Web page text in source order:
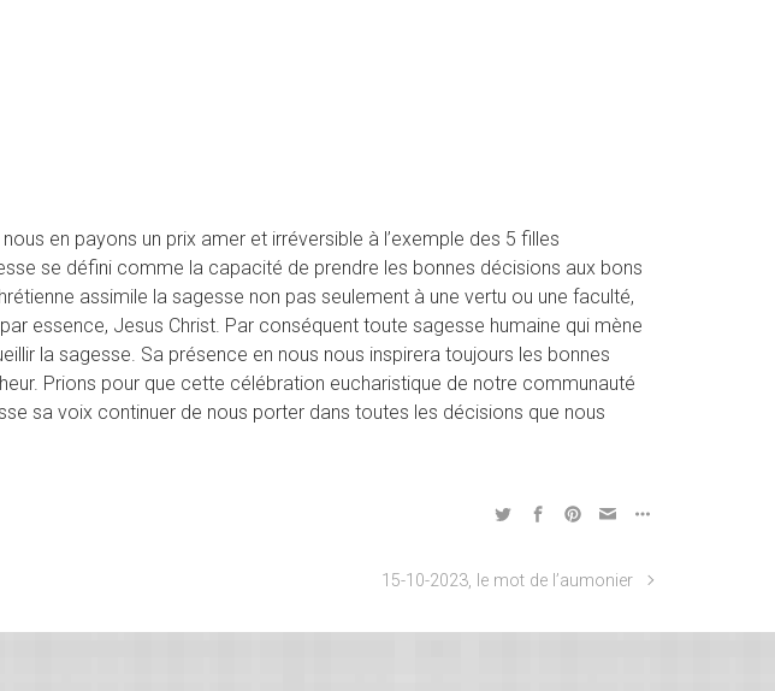
en payons un prix amer et irréversible à l’exemple des 5 filles
se défini comme la capacité de prendre les bonnes décisions aux bons
assimile la sagesse non pas seulement à une vertu ou une faculté,
essence, Jesus Christ. Par conséquent toute sagesse humaine qui mène
la sagesse. Sa présence en nous nous inspirera toujours les bonnes
Prions pour que cette célébration eucharistique de notre communauté
sa voix continuer de nous porter dans toutes les décisions que nous
15-10-2023, le mot de l’aumonier